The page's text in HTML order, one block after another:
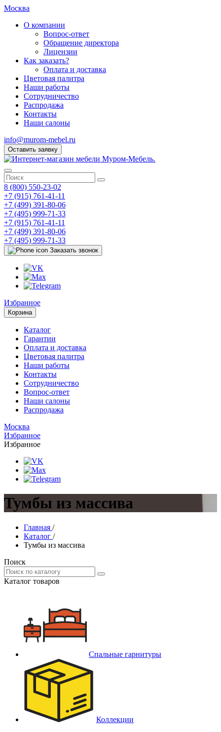
Москва
О компании
Вопрос-ответ
Обращение директора
Лицензии
Как заказать?
Оплата и доставка
Цветовая палитра
Наши работы
Сотрудничество
Распродажа
Контакты
Наши салоны
info@murom-mebel.ru
Оставить заявку
8 (800) 550-23-02
+7 (915) 761-41-11
+7 (499) 391-80-06
+7 (495) 999-71-33
+7 (915) 761-41-11
+7 (499) 391-80-06
+7 (495) 999-71-33
Заказать звонок
Избранное
Корзина
Каталог
Гарантии
Оплата и доставка
Цветовая палитра
Наши работы
Контакты
Сотрудничество
Вопрос-ответ
Наши салоны
Распродажа
Москва
Избранное
Избранное
Тумбы из массива
Главная /
Каталог /
Тумбы из массива
Поиск
Каталог товаров
Спальные гарнитуры
Коллекции